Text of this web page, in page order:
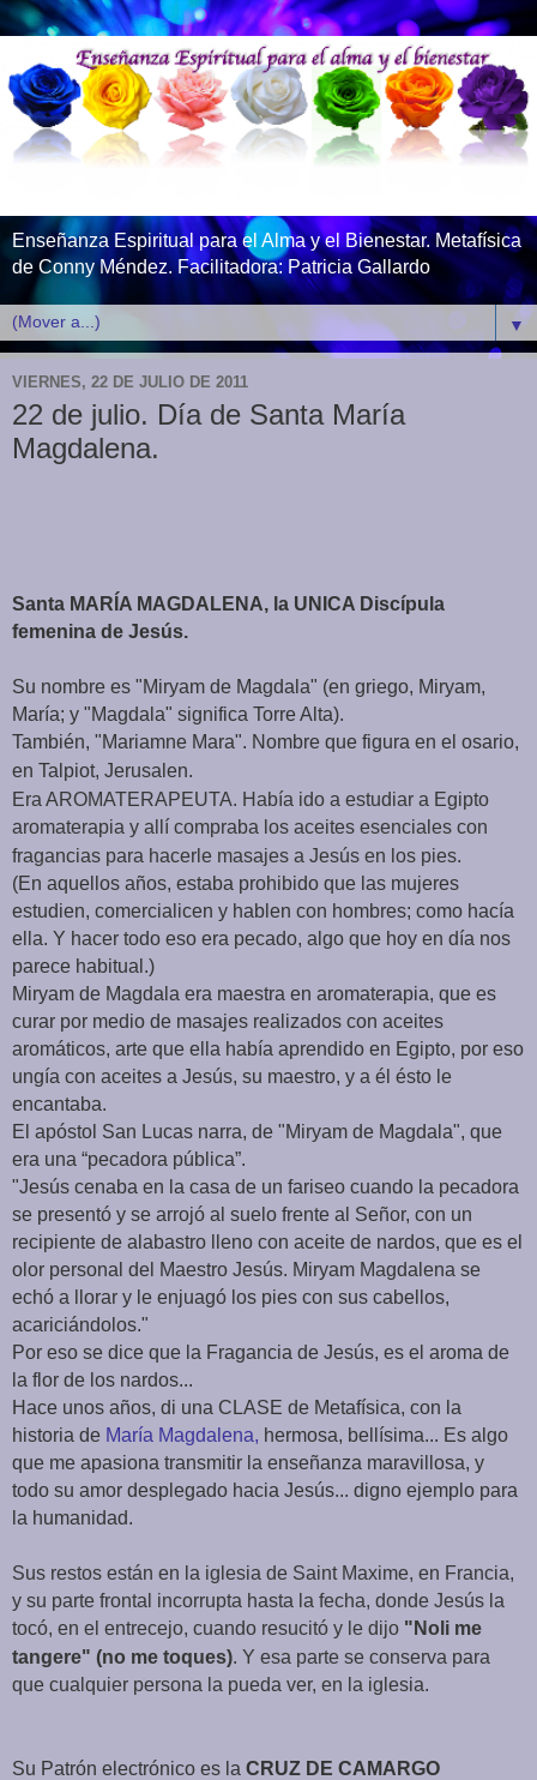
Enseñanza Espiritual para el Alma y el Bienestar. Metafísica
de Conny Méndez. Facilitadora: Patricia Gallardo
▼
VIERNES, 22 DE JULIO DE 2011
22 de julio. Día de Santa María
Magdalena.
Santa MARÍA MAGDALENA, la UNICA Discípula
femenina de Jesús.
Su nombre es "Miryam de Magdala" (en griego, Miryam,
María; y "Magdala" significa Torre Alta).
También, "Mariamne Mara". Nombre que figura en el osario,
en Talpiot, Jerusalen.
Era AROMATERAPEUTA. Había ido a estudiar a Egipto
aromaterapia y allí compraba los aceites esenciales con
fragancias para hacerle masajes a Jesús en los pies.
(En aquellos años, estaba prohibido que las mujeres
estudien, comercialicen y hablen con hombres; como hacía
ella. Y hacer todo eso era pecado, algo que hoy en día nos
parece habitual.)
Miryam de Magdala era maestra en aromaterapia, que es
curar por medio de masajes realizados con aceites
aromáticos, arte que ella había aprendido en Egipto, por eso
ungía con aceites a Jesús, su maestro, y a él ésto le
encantaba.
El apóstol San Lucas narra, de "Miryam de Magdala", que
era una “pecadora pública”.
"Jesús cenaba en la casa de un fariseo cuando la pecadora
se presentó y se arrojó al suelo frente al Señor, con un
recipiente de alabastro lleno con aceite de nardos, que es el
olor personal del Maestro Jesús. Miryam Magdalena se
echó a llorar y le enjuagó los pies con sus cabellos,
acariciándolos."
Por eso se dice que la Fragancia de Jesús, es el aroma de
la flor de los nardos...
Hace unos años, di una CLASE de Metafísica, con la
historia de María Magdalena, hermosa, bellísima... Es algo
que me apasiona transmitir la enseñanza maravillosa, y
todo su amor desplegado hacia Jesús... digno ejemplo para
la humanidad.
Sus restos están en la iglesia de Saint Maxime, en Francia,
y su parte frontal incorrupta hasta la fecha, donde Jesús la
tocó, en el entrecejo, cuando resucitó y le dijo "Noli me
tangere" (no me toques). Y esa parte se conserva para
que cualquier persona la pueda ver, en la iglesia.
Su Patrón electrónico es la CRUZ DE CAMARGO